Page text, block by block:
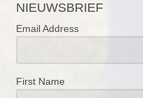
NIEUWSBRIEF
Email Address
First Name